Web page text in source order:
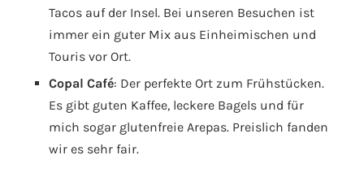
Tacos auf der Insel. Bei unseren Besuchen ist
immer ein guter Mix aus Einheimischen und
Touris vor Ort.
Copal Café: Der perfekte Ort zum Frühstücken.
Es gibt guten Kaffee, leckere Bagels und für
mich sogar glutenfreie Arepas. Preislich fanden
wir es sehr fair.